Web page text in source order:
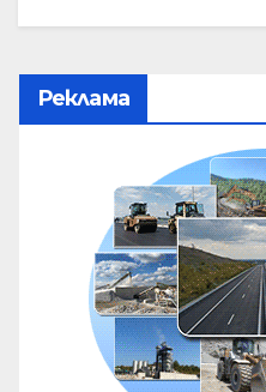
Реклама